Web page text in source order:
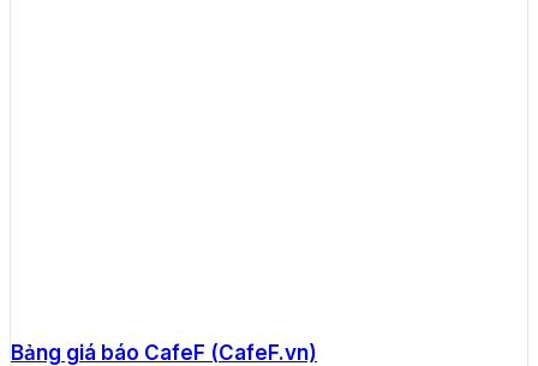
Bảng giá báo CafeF (CafeF.vn)